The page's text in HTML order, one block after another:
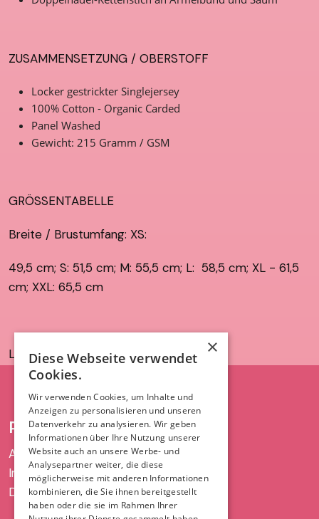
ZUSAMMENSETZUNG / OBERSTOFF
Locker gestrickter Singlejersey
100% Cotton - Organic Carded
Panel Washed
Gewicht: 215 Gramm / GSM
GRÖSSENTABELLE
Breite / Brustumfang: XS:
49,5 cm; S: 51,5 cm; M: 55,5 cm; L: 58,5 cm; XL - 61,5
cm; XXL: 65,5 cm
Länge / Körperlänge:
XXL: 81 cm
Ärmellänge:
XS: 21 cm; S: 22,5 cm; M: 24 cm; L: 25,5 cm; XL - 25
RECHT UND ORDNUNG
AGB
Impressum
Datenschutz
×
Diese Webseite verwendet
Cookies.
Wir verwenden Cookies, um Inhalte und
Anzeigen zu personalisieren und unseren
Datenverkehr zu analysieren. Wir geben
Informationen über Ihre Nutzung unserer
Website auch an unsere Werbe- und
Analysepartner weiter, die diese
möglicherweise mit anderen Informationen
kombinieren, die Sie ihnen bereitgestellt
haben oder die sie im Rahmen Ihrer